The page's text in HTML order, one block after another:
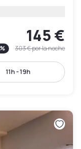
145 €
% 303 €por la noche
11h - 19h